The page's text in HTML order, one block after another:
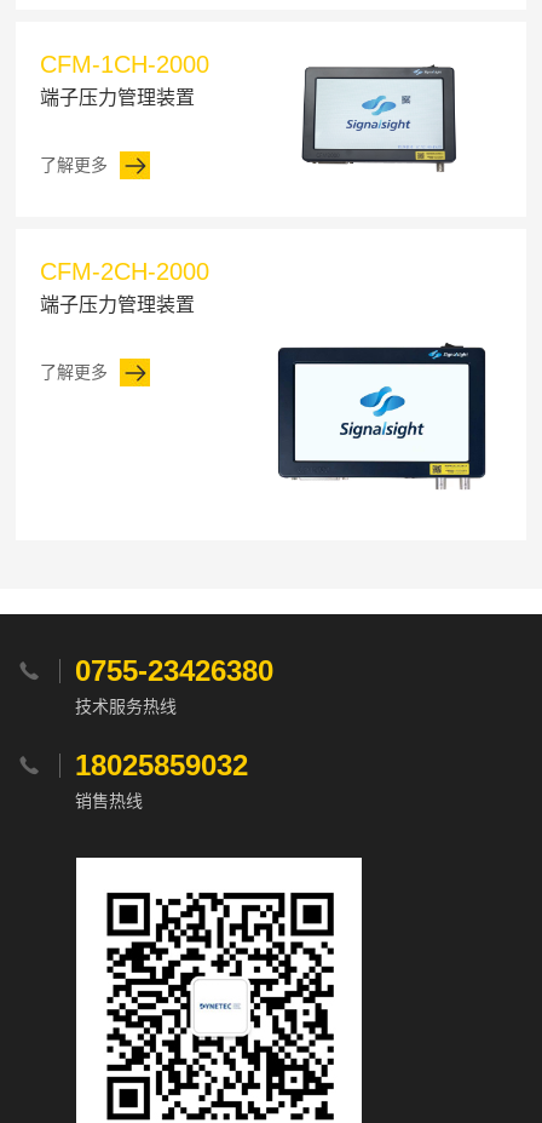
CFM-1CH-2000
端子压力管理装置
了解更多
CFM-2CH-2000
端子压力管理装置
了解更多
 0755-23426380
技术服务热线
 18025859032
销售热线